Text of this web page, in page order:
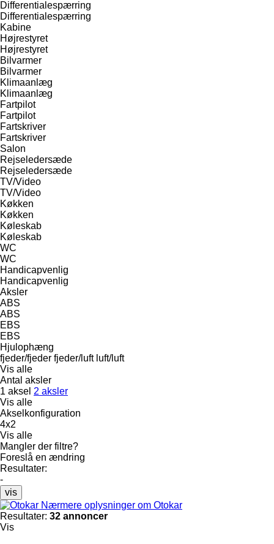
Differentialespærring
Differentialespærring
Kabine
Højrestyret
Højrestyret
Bilvarmer
Bilvarmer
Klimaanlæg
Klimaanlæg
Fartpilot
Fartpilot
Fartskriver
Fartskriver
Salon
Rejseledersæde
Rejseledersæde
TV/Video
TV/Video
Køkken
Køkken
Køleskab
Køleskab
WC
WC
Handicapvenlig
Handicapvenlig
Aksler
ABS
ABS
EBS
EBS
Hjulophæng
fjeder/fjeder fjeder/luft luft/luft
Vis alle
Antal aksler
1 aksel 2 aksler
Vis alle
Akselkonfiguration
4x2
Vis alle
Mangler der filtre?
Foreslå en ændring
Resultater:
-
vis
Nærmere oplysninger om Otokar
Resultater: 32 annoncer
Vis